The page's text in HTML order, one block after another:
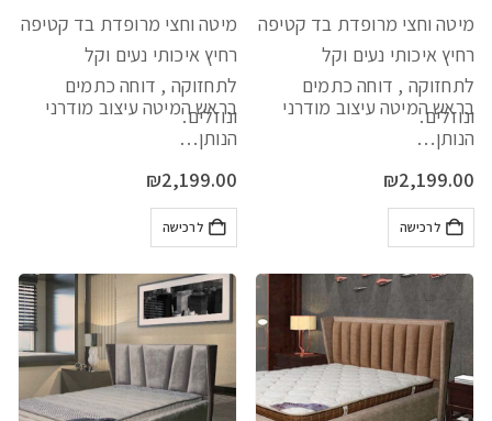
מיטה וחצי מרופדת בד קטיפה
רחיץ איכותי נעים וקל
לתחזוקה , דוחה כתמים
ונוזלים.
בראש המיטה עיצוב מודרני
הנותן…
₪2,199.00
לרכישה
מיטה וחצי מרופדת בד קטיפה
רחיץ איכותי נעים וקל
לתחזוקה , דוחה כתמים
ונוזלים.
בראש המיטה עיצוב מודרני
הנותן…
₪2,199.00
לרכישה